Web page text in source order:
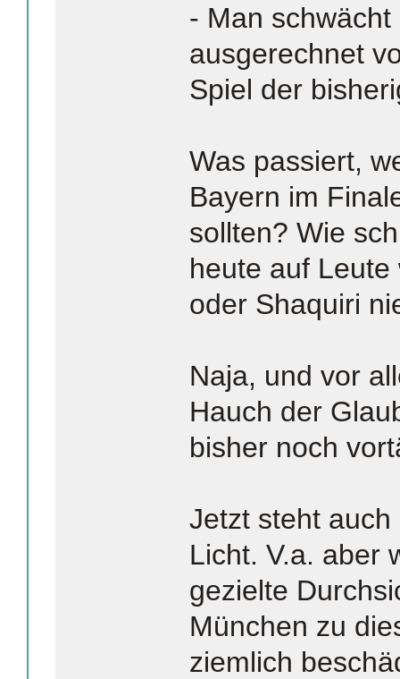
- Man
ausgerechnet
Spiel der
Was passiert,
Bayern im
sollten? Wie
heute auf
oder Shaquiri
Naja, und vor
Hauch der
bisher noch
Jetzt steht
Licht. V.a. aber
gezielte
München zu
ziemlich